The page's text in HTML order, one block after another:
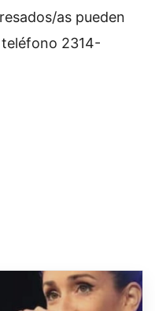
as pueden
teléfono 2314-